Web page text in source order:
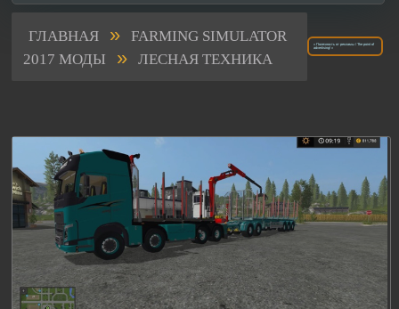
ГЛАВНАЯ »
FARMING SIMULATOR
2017 МОДЫ
» ЛЕСНАЯ ТЕХНИКА
« Полезность от рекламы / The point of
advertising! »